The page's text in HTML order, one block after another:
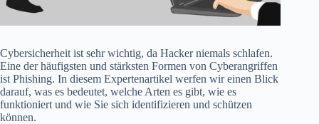
Cybersicherheit ist sehr wichtig, da Hacker niemals schlafen.
Eine der häufigsten und stärksten Formen von Cyberangriffen
ist Phishing. In diesem Expertenartikel werfen wir einen Blick
darauf, was es bedeutet, welche Arten es gibt, wie es
funktioniert und wie Sie sich identifizieren und schützen
können.